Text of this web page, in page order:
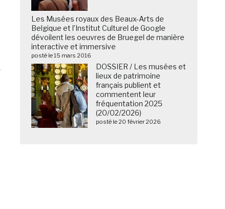
Les Musées royaux des Beaux-Arts de
Belgique et l’Institut Culturel de Google
dévoilent les oeuvres de Bruegel de manière
interactive et immersive
posté le 15 mars 2016
DOSSIER / Les musées et
lieux de patrimoine
français publient et
commentent leur
fréquentation 2025
(20/02/2026)
posté le 20 février 2026